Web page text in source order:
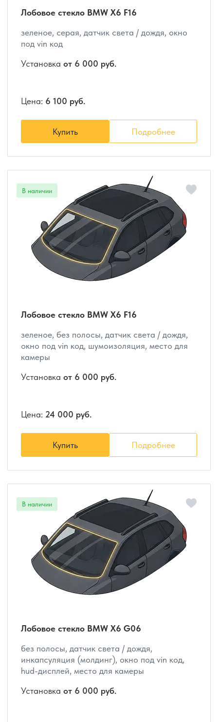
Лобовое стекло BMW X6 F16
зеленое, серая, датчик света / дождя, окно
под vin код
Установка от 6 000 руб.
Цена: 6 100 руб.
Купить Подробнее
Лобовое стекло BMW X6 F16
зеленое, без полосы, датчик света / дождя,
окно под vin код, шумоизоляция, место для
камеры
Установка от 6 000 руб.
Цена: 24 000 руб.
Купить Подробнее
Лобовое стекло BMW X6 G06
без полосы, датчик света / дождя,
инкапсуляция (молдинг), окно под vin код,
hud-дисплей, место для камеры
Установка от 6 000 руб.